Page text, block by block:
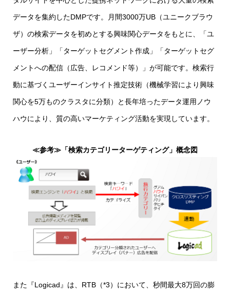
データを集約したDMPです。月間3000万UB（ユニークブラウ
ザ）の検索データを初めとする興味関心データをもとに、「ユ
ーザー分析」「ターゲットセグメント作成」「ターゲットセグ
メントへの配信（広告、レコメンド等）」が可能です。検索行
動に基づくユーザーインサイト推定技術（機械学習により興味
関心を5万ものクラスタに分類）と長年培ったデータ運用ノウ
ハウにより、質の高いマーケティング活動を実現しています。
≪参考≫「検索カテゴリーターゲティング」概念図
また『Logicad』は、RTB（*3）において、秒間最大8万回の膨